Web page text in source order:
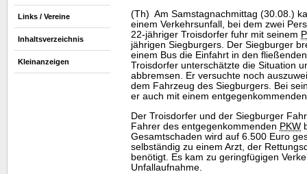
Links / Vereine
Inhaltsverzeichnis
Kleinanzeigen
(Th) Am Samstagnachmittag (30.08.)
einem Verkehrsunfall, bei dem zwei
22-jähriger Troisdorfer fuhr mit seinem
jährigen Siegburgers. Der Siegburger
einem Bus die Einfahrt in den
Troisdorfer unterschätzte die Situation
abbremsen. Er versuchte noch
dem Fahrzeug des Siegburgers. Bei
er auch mit einem
Der Troisdorfer und der Siegburger
Fahrer des entgegenkommenden PKW
Gesamtschaden wird auf 6.500 Euro
selbständig zu einem Arzt, der
benötigt. Es kam zu geringfügigen
Unfallaufnahme.